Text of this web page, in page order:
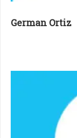
German Ortiz